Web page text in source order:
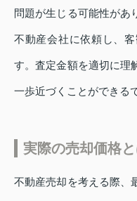
問題が生じる可能性があ
不動産会社に依頼し、
す。査定金額を適切に理
一歩近づくことができる
実際の売却価格と
不動産売却を考える際、